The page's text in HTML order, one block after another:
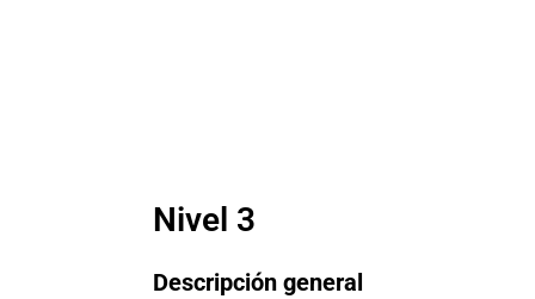
Nivel 3
Descripción general